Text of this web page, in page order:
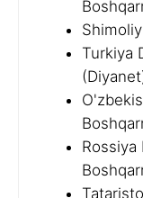
Turkiya
Rossiya